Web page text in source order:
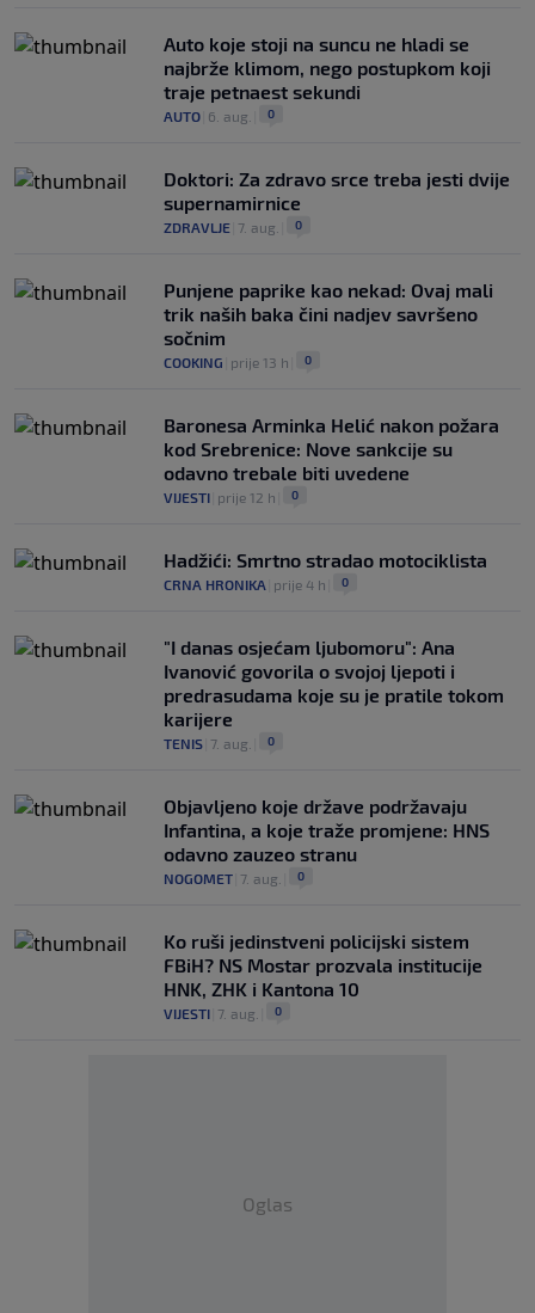
Auto koje stoji na suncu ne hladi se
najbrže klimom, nego postupkom koji
traje petnaest sekundi
AUTO 6. aug. 0
Doktori: Za zdravo srce treba jesti dvije
supernamirnice
ZDRAVLJE 7. aug. 0
Punjene paprike kao nekad: Ovaj mali
trik naših baka čini nadjev savršeno
sočnim
COOKING prije 13 h 0
Baronesa Arminka Helić nakon požara
kod Srebrenice: Nove sankcije su
odavno trebale biti uvedene
VIJESTI prije 12 h 0
Hadžići: Smrtno stradao motociklista
CRNA HRONIKA prije 4 h 0
"I danas osjećam ljubomoru": Ana
Ivanović govorila o svojoj ljepoti i
predrasudama koje su je pratile tokom
karijere
TENIS 7. aug. 0
Objavljeno koje države podržavaju
Infantina, a koje traže promjene: HNS
odavno zauzeo stranu
NOGOMET 7. aug. 0
Ko ruši jedinstveni policijski sistem
FBiH? NS Mostar prozvala institucije
HNK, ZHK i Kantona 10
VIJESTI 7. aug. 0
Oglas